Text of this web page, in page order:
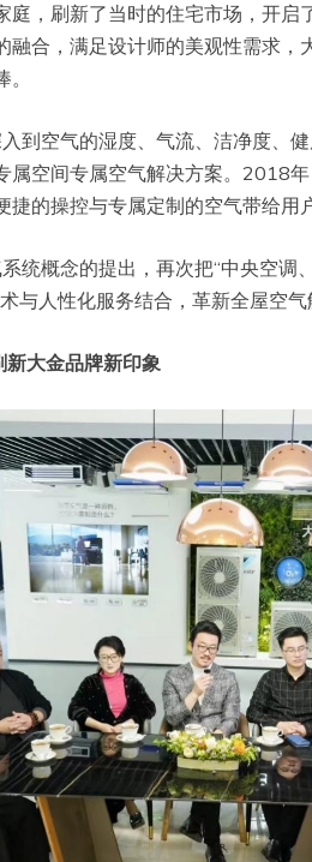
庭，刷新了当时的住宅市场，开启
融合，满足设计师的美观性需求，
到空气的湿度、气流、洁净度、
属空间专属空气解决方案。2018
的操控与专属定制的空气带给用
统概念的提出，再次把“中央空调
与人性化服务结合，革新全屋空气
新大金品牌新印象